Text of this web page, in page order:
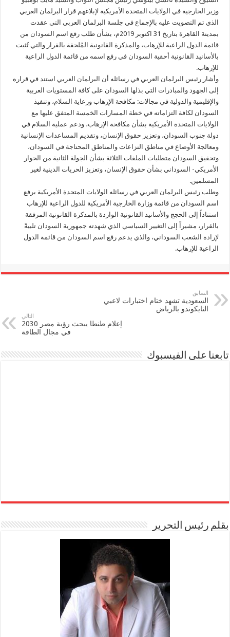
للإرهاب
مغلقة
وزير الخارجية في الولايات المتحدة الأمريكية لإبلاغهم قرار البرلمان العربي
الذي تم التصويت عليه بالإجماع في جلسة البرلمان العربي التي عقدت
بمدينة القاهرة بتاريخ 31 اكتوبر 2019م، بشأن طلب رفع اسم السودان من
قائمة الدول الراعية للإرهاب، والمذكرة القانونية المُلحقة بالقرار والتي تُثبت
بالأسانيد القانونية أحقية السودان في رفع اسمه من قائمة الدول الراعية
للإرهاب.
وأشار رئيس البرلمان العربي في رسائله أن البرلمان العربي استند في قراره
إلى الجهود والمبادرات التي بذلها السودان على كافة المستويات العربية
والإقليمية والدولية في مجالات: مكافحة الإرهاب ورعاية السلام، وتنفيذ
السودان لكافة التزاماته في خطة المسارات الخمسة المتفق عليها مع
الولايات المتحدة الأمريكية بشأن مكافحة الإرهاب، ودعم عملية السلام في
دولة جنوب السودان، وتعزيز حقوق الإنسان، وتقديم المساعدات الإنسانية
ومعالجة الأوضاع في مناطق النزاعات والمناطق المحتاجة في السودان،
وتحقيق السودان متطلبات الملفات الثلاثة بشأن الجولة الثانية من الحوار
الأمريكي- السوداني بشأن حقوق الإنسان، وتعزيز الحريات الدينية لغير
المسلمين.
وطلب رئيس البرلمان العربي في رسائله الولايات المتحدة الأمريكية برفع
اسم السودان من قائمة وزارة الخارجية الأمريكية للدول الراعية للإرهاب
استناداً إلى الحجج والأسانيد القانونية الواردة بالمذكرة القانونية المرفقة
بالقرار، مشيراً إلى التغيير السياسي الذي شهدته جمهورية السودان تلبيةً
لإرادة الشعب السوداني، والذي يدعم رفع اسم السودان من قائمة الدول
الراعية للإرهاب.
السابق
السعودية تشهد ختام اختبارات لاعبي
التايكوندو بالرياض
التالي
إعلام طنطا يبحث رؤية مصر 2030
في مجال الطاقة
تابعنا على الفيسبوك
بقلم رئيس التحرير